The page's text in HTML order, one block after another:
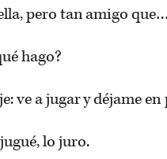
pero tan amigo
hago?
ve a jugar y déjame en
lo juro.